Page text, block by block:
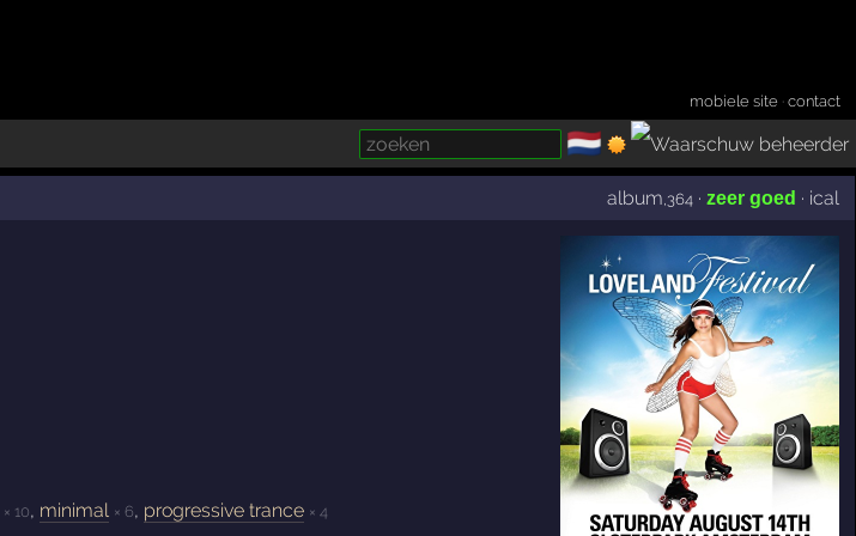
mobiele site ·contact
🇳🇱
album ,364 ·zeer goed · ical
× 10, minimal × 6, progressive trance × 4